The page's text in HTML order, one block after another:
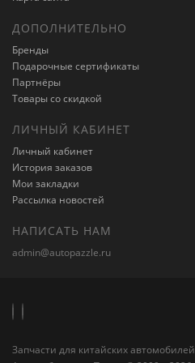
ДОПОЛНИТЕЛЬНО
Бренды
Подарочные сертификаты
Партнёры
Товары со скидкой
ЛИЧНЫЙ КАБИНЕТ
Личный кабинет
История заказов
Мои закладки
Рассылка новостей
НАПИСАТЬ НАМ
admin@autopazzle.ru
Запчасти для китайских автомобилей